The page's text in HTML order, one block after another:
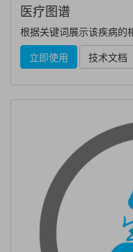
医疗图谱
根据关键词展示该疾病的
立即使用
技术文档